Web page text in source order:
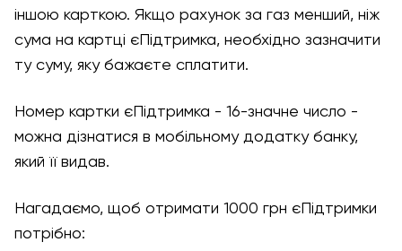
іншою карткою. Якщо рахунок за газ менший, ніж
сума на картці єПідтримка, необхідно зазначити
ту суму, яку бажаєте сплатити.
Номер картки єПідтримка - 16-значне число -
можна дізнатися в мобільному додатку банку,
який її видав.
Нагадаємо, щоб отримати 1000 грн єПідтримки
потрібно: